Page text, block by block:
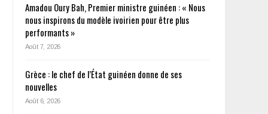
Amadou Oury Bah, Premier ministre guinéen : « Nous
nous inspirons du modèle ivoirien pour être plus
performants »
Août 7, 2026
Grèce : le chef de l’État guinéen donne de ses
nouvelles
Août 6, 2026